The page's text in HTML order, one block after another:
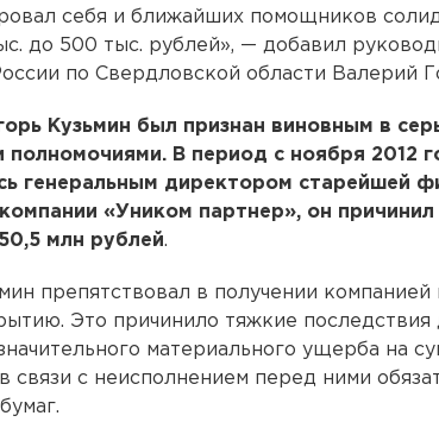
себя и ближайших помощников
до 500 тыс. рублей», — добавил
по Свердловской области Валерий
Кузьмин был признан виновным в
полномочиями. В период с ноября 2012
генеральным директором старейшей
«Уником партнер», он
млн рублей.
препятствовал в получении компанией
Это причинило тяжкие последствия
материального ущерба на
связи с неисполнением перед ними